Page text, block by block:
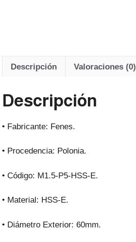
Descripción Valoraciones (0)
Descripción
• Fabricante: Fenes.
• Procedencia: Polonia.
• Código: M1.5-P5-HSS-E.
• Material: HSS-E.
• Diámetro Exterior: 60mm.